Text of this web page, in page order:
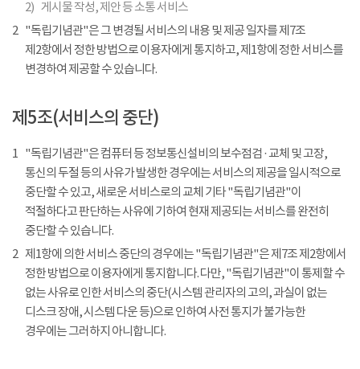
2) 게시물 작성, 제안 등 소통 서비스
2 "독립기념관"은 그 변경될 서비스의 내용 및 제공 일자를 제7조
제2항에서 정한 방법으로 이용자에게 통지하고, 제1항에 정한 서비스를
변경하여 제공할 수 있습니다.
제5조(서비스의 중단)
1 "독립기념관"은 컴퓨터 등 정보통신설비의 보수점검 · 교체 및 고장,
통신의 두절 등의 사유가 발생한 경우에는 서비스의 제공을 일시적으로
중단할 수 있고, 새로운 서비스로의 교체 기타 "독립기념관"이
적절하다고 판단하는 사유에 기하여 현재 제공되는 서비스를 완전히
중단할 수 있습니다.
2 제1항에 의한 서비스 중단의 경우에는 "독립기념관"은 제7조 제2항에서
정한 방법으로 이용자에게 통지합니다. 다만, "독립기념관"이 통제할 수
없는 사유로 인한 서비스의 중단(시스템 관리자의 고의, 과실이 없는
디스크 장애, 시스템 다운 등)으로 인하여 사전 통지가 불가능한
경우에는 그러하지 아니합니다.